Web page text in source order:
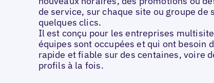
de service, sur chaque site ou groupe de
quelques clics.
Il est conçu pour les entreprises
équipes sont occupées et qui ont besoin
rapide et fiable sur des centaines, voire
profils à la fois.